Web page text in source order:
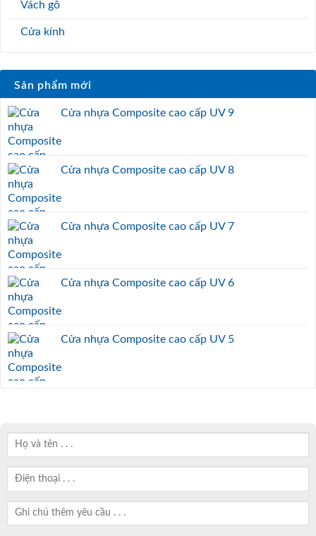
Vách gỗ
Cửa kính
Sản phẩm mới
Cửa nhựa Composite cao cấp UV 9
Cửa nhựa Composite cao cấp UV 8
Cửa nhựa Composite cao cấp UV 7
Cửa nhựa Composite cao cấp UV 6
Cửa nhựa Composite cao cấp UV 5